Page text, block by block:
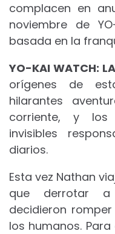
complacen en
noviembre de YO-
basada en la
YO-KAI WATCH:
orígenes de
hilarantes
corriente, y los
invisibles
diarios.
Esta vez Nathan
que derrotar a
decidieron
los humanos.